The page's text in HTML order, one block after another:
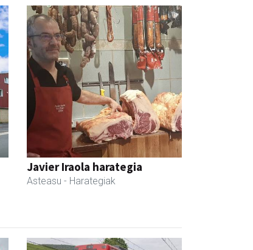
Javier Iraola harategia
Asteasu - Harategiak